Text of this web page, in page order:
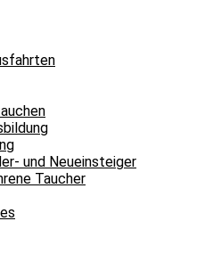
und Neueinsteiger
Taucher